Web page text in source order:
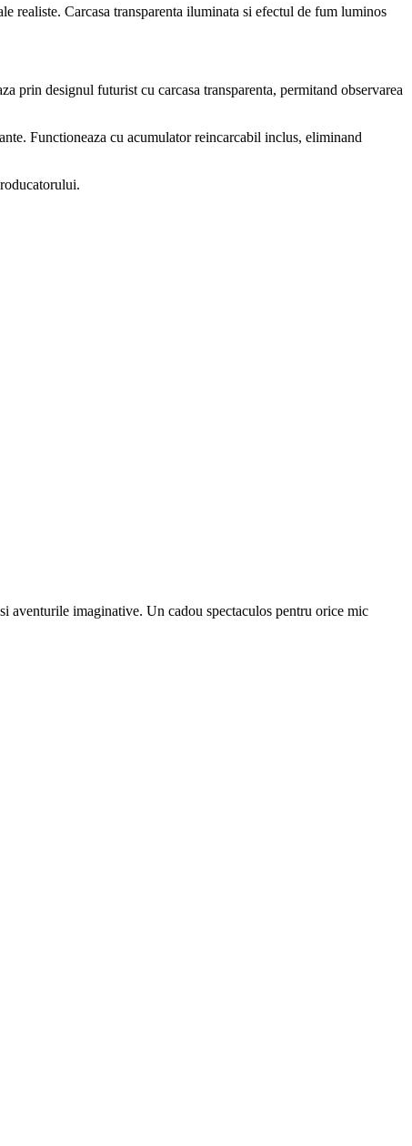
realiste. Carcasa transparenta iluminata si efectul de fum luminos
prin designul futurist cu carcasa transparenta, permitand observarea
Functioneaza cu acumulator reincarcabil inclus, eliminand
aventurile imaginative. Un cadou spectaculos pentru orice mic